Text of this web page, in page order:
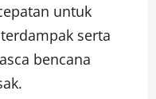
untuk
serta
bencana